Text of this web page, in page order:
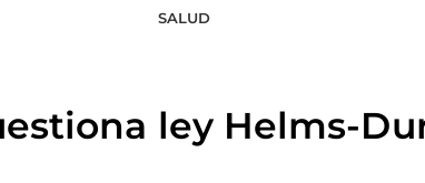
SALUD
ley Helms-